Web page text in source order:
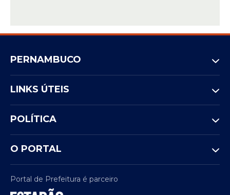
PERNAMBUCO
LINKS ÚTEIS
POLÍTICA
O PORTAL
Portal de Prefeitura é parceiro